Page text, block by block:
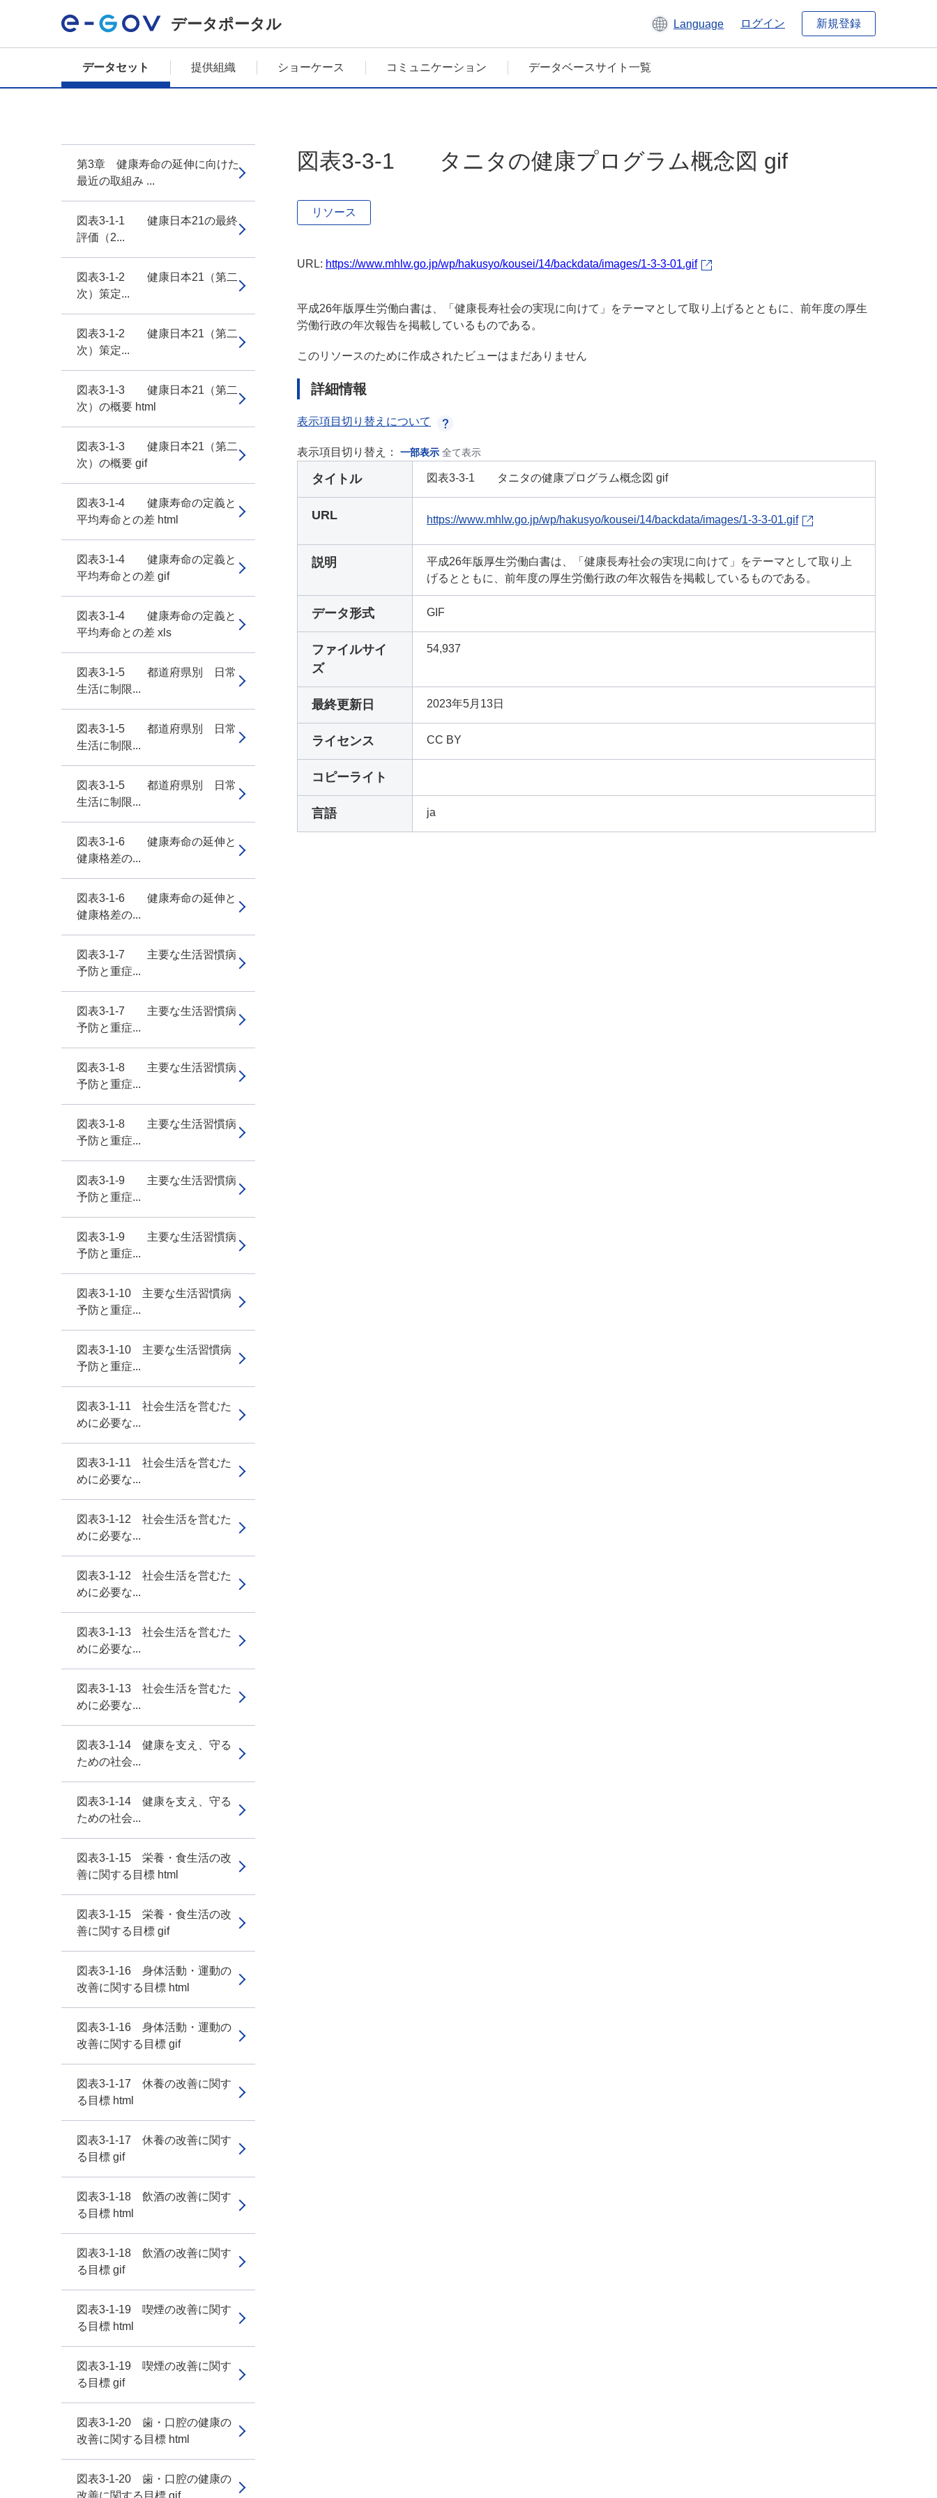
データポータル Language ログイン 新規登録
データセット 提供組織 ショーケース コミュニケーション データベースサイト一覧
第3章 健康寿命の延伸に向けた
最近の取組み ...
図表3-1-1 健康日本21の最終
評価（2...
図表3-1-2 健康日本21（第二
次）策定...
図表3-1-2 健康日本21（第二
次）策定...
図表3-1-3 健康日本21（第二
次）の概要 html
図表3-1-3 健康日本21（第二
次）の概要 gif
図表3-1-4 健康寿命の定義と
平均寿命との差 html
図表3-1-4 健康寿命の定義と
平均寿命との差 gif
図表3-1-4 健康寿命の定義と
平均寿命との差 xls
図表3-1-5 都道府県別 日常
生活に制限...
図表3-1-5 都道府県別 日常
生活に制限...
図表3-1-5 都道府県別 日常
生活に制限...
図表3-1-6 健康寿命の延伸と
健康格差の...
図表3-1-6 健康寿命の延伸と
健康格差の...
図表3-1-7 主要な生活習慣病
予防と重症...
図表3-1-7 主要な生活習慣病
予防と重症...
図表3-1-8 主要な生活習慣病
予防と重症...
図表3-1-8 主要な生活習慣病
予防と重症...
図表3-1-9 主要な生活習慣病
予防と重症...
図表3-1-9 主要な生活習慣病
予防と重症...
図表3-1-10 主要な生活習慣病
予防と重症...
図表3-1-10 主要な生活習慣病
予防と重症...
図表3-1-11 社会生活を営むた
めに必要な...
図表3-1-11 社会生活を営むた
めに必要な...
図表3-1-12 社会生活を営むた
めに必要な...
図表3-1-12 社会生活を営むた
めに必要な...
図表3-1-13 社会生活を営むた
めに必要な...
図表3-1-13 社会生活を営むた
めに必要な...
図表3-1-14 健康を支え、守る
ための社会...
図表3-1-14 健康を支え、守る
ための社会...
図表3-1-15 栄養・食生活の改
善に関する目標 html
図表3-1-15 栄養・食生活の改
善に関する目標 gif
図表3-1-16 身体活動・運動の
改善に関する目標 html
図表3-1-16 身体活動・運動の
改善に関する目標 gif
図表3-1-17 休養の改善に関す
る目標 html
図表3-1-17 休養の改善に関す
る目標 gif
図表3-1-18 飲酒の改善に関す
る目標 html
図表3-1-18 飲酒の改善に関す
る目標 gif
図表3-1-19 喫煙の改善に関す
る目標 html
図表3-1-19 喫煙の改善に関す
る目標 gif
図表3-1-20 歯・口腔の健康の
改善に関する目標 html
図表3-1-20 歯・口腔の健康の
改善に関する目標 gif
図表3-3-1 タニタの健康プログラム概念図 gif
リソース
URL: https://www.mhlw.go.jp/wp/hakusyo/kousei/14/backdata/images/1-3-3-01.gif
平成26年版厚生労働白書は、「健康長寿社会の実現に向けて」をテーマとして取り上げるとともに、前年度の厚生
労働行政の年次報告を掲載しているものである。
このリソースのために作成されたビューはまだありません
詳細情報
表示項目切り替えについて
表示項目切り替え： 一部表示 全て表示
タイトル 図表3-3-1 タニタの健康プログラム概念図 gif
URL https://www.mhlw.go.jp/wp/hakusyo/kousei/14/backdata/images/1-3-3-01.gif
説明
平成26年版厚生労働白書は、「健康長寿社会の実現に向けて」をテーマとして取り上
げるとともに、前年度の厚生労働行政の年次報告を掲載しているものである。
データ形式 GIF
ファイルサイ
ズ
54,937
最終更新日 2023年5月13日
ライセンス CC BY
コピーライト
言語 ja